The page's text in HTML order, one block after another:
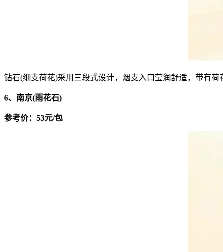
钻石(细支荷花)采用三段式设计，烟支入口莹润舒适，带有
6、南京(雨花石)
参考价：53元/包